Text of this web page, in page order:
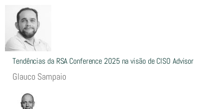
Tendências da RSA Conference 2025 na visão de CISO Advisor
Glauco Sampaio